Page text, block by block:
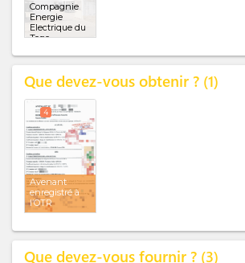
Compagnie
Energie
Electrique du
Togo
Que devez-vous obtenir ? 1
Avenant
enregistré à
l’OTR
4
Que devez-vous fournir ? 3